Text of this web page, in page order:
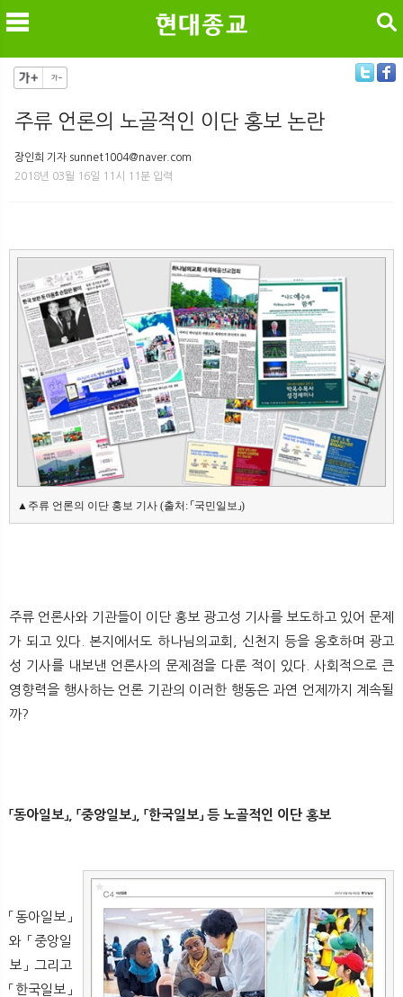
검색
주류 언론의 노골적인 이단 홍보 논란
장인희 기자 sunnet1004@naver.com
2018년 03월 16일 11시 11분 입력
▲주류 언론의 이단 홍보 기사 (출처: 「 국민일보 」
주류 언론사와 기관들이 이단 홍보 광고성 기사를 보도하고 있어 문제
가 되고 있다. 본지에서도 하나님의교회, 신천지 등을 옹호하며 광고
성 기사를 내보낸 언론사의 문제점을 다룬 적이 있다. 사회적으로 큰
영향력을 행사하는 언론 기관의 이러한 행동은 과연 언제까지 계속될
까?
「동아일보」, 「중앙일보」, 「한국일보」 등 노골적인 이단 홍보
「동아일보」
와 「중앙일
보」 그리고
「한국일보」